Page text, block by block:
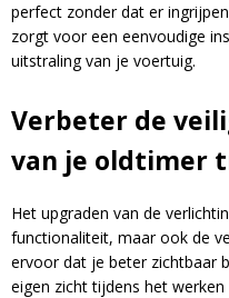
perfect zonder dat er
zorgt voor een eenvoudige
uitstraling van je voertuig.
Verbeter de
van je oldtimer
Het upgraden van de
functionaliteit, maar ook de
ervoor dat je beter zichtbaar
eigen zicht tijdens het